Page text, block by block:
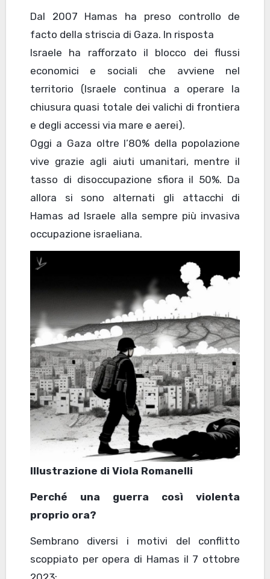
Dal 2007 Hamas ha preso controllo de
facto della striscia di Gaza. In risposta
Israele ha rafforzato il blocco dei flussi
economici e sociali che avviene nel
territorio (Israele continua a operare la
chiusura quasi totale dei valichi di frontiera
e degli accessi via mare e aerei).
Oggi a Gaza oltre l’80% della popolazione
vive grazie agli aiuti umanitari, mentre il
tasso di disoccupazione sfiora il 50%. Da
allora si sono alternati gli attacchi di
Hamas ad Israele alla sempre più invasiva
occupazione israeliana.
Illustrazione di Viola Romanelli
Perché una guerra così violenta
proprio ora?
Sembrano diversi i motivi del conflitto
scoppiato per opera di Hamas il 7 ottobre